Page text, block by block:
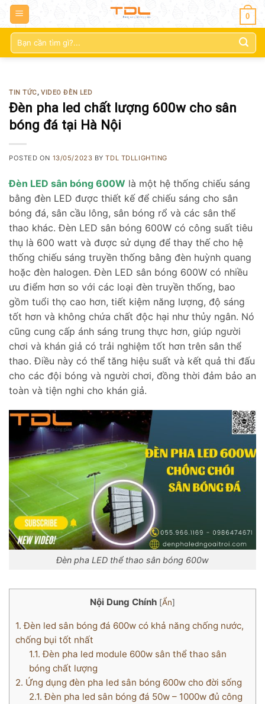
0
Tìm
kiếm:
TIN TỨC,VIDEO ĐÈN LED
Đèn pha led chất lượng 600w cho sân
bóng đá tại Hà Nội
POSTED ON 13/05/2023 BYTDL TDLLIGHTING
Đèn LED sân bóng 600W là một hệ thống chiếu sáng
bằng đèn LED được thiết kế để chiếu sáng cho sân
bóng đá, sân cầu lông, sân bóng rổ và các sân thể
thao khác. Đèn LED sân bóng 600W có công suất tiêu
thụ là 600 watt và được sử dụng để thay thế cho hệ
thống chiếu sáng truyền thống bằng đèn huỳnh quang
hoặc đèn halogen. Đèn LED sân bóng 600W có nhiều
ưu điểm hơn so với các loại đèn truyền thống, bao
gồm tuổi thọ cao hơn, tiết kiệm năng lượng, độ sáng
tốt hơn và không chứa chất độc hại như thủy ngân. Nó
cũng cung cấp ánh sáng trung thực hơn, giúp người
chơi và khán giả có trải nghiệm tốt hơn trên sân thể
thao. Điều này có thể tăng hiệu suất và kết quả thi đấu
cho các đội bóng và người chơi, đồng thời đảm bảo an
toàn và tiện nghi cho khán giả.
Đèn pha LED thể thao sân bóng 600w
Nội Dung Chính [Ẩn]
1. Đèn led sân bóng đá 600w có khả năng chống nước,
chống bụi tốt nhất
1.1. Đèn pha led module 600w sân thể thao sân
bóng chất lượng
2. Ứng dụng đèn pha led sân bóng 600w cho đời sống
2.1. Đèn pha led sân bóng đá 50w – 1000w đủ công